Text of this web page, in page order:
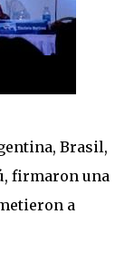
Brasil,
firmaron una
a